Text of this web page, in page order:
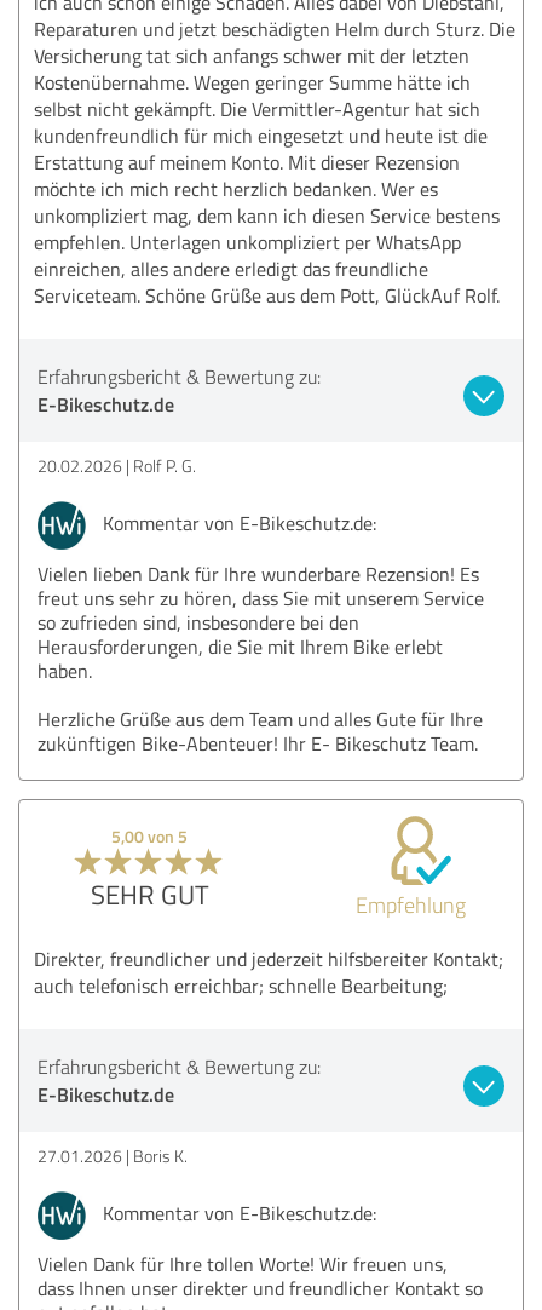
Reparaturen und jetzt beschädigten Helm durch Sturz. Die
Versicherung tat sich anfangs schwer mit der letzten
Kostenübernahme. Wegen geringer Summe hätte ich
selbst nicht gekämpft. Die Vermittler-Agentur hat sich
kundenfreundlich für mich eingesetzt und heute ist die
Erstattung auf meinem Konto. Mit dieser Rezension
möchte ich mich recht herzlich bedanken. Wer es
unkompliziert mag, dem kann ich diesen Service bestens
empfehlen. Unterlagen unkompliziert per WhatsApp
einreichen, alles andere erledigt das freundliche
Serviceteam. Schöne Grüße aus dem Pott, GlückAuf Rolf.
Erfahrungsbericht & Bewertung zu:
E-Bikeschutz.de
20.02.2026 Rolf P. G.
Kommentar von E-Bikeschutz.de:
Vielen lieben Dank für Ihre wunderbare Rezension! Es
freut uns sehr zu hören, dass Sie mit unserem Service
so zufrieden sind, insbesondere bei den
Herausforderungen, die Sie mit Ihrem Bike erlebt
haben.
Herzliche Grüße aus dem Team und alles Gute für Ihre
zukünftigen Bike-Abenteuer! Ihr E- Bikeschutz Team.
5,00 von 5
SEHR GUT Empfehlung
Direkter, freundlicher und jederzeit hilfsbereiter Kontakt;
auch telefonisch erreichbar; schnelle Bearbeitung;
Erfahrungsbericht & Bewertung zu:
E-Bikeschutz.de
27.01.2026 Boris K.
Kommentar von E-Bikeschutz.de:
Vielen Dank für Ihre tollen Worte! Wir freuen uns,
dass Ihnen unser direkter und freundlicher Kontakt so